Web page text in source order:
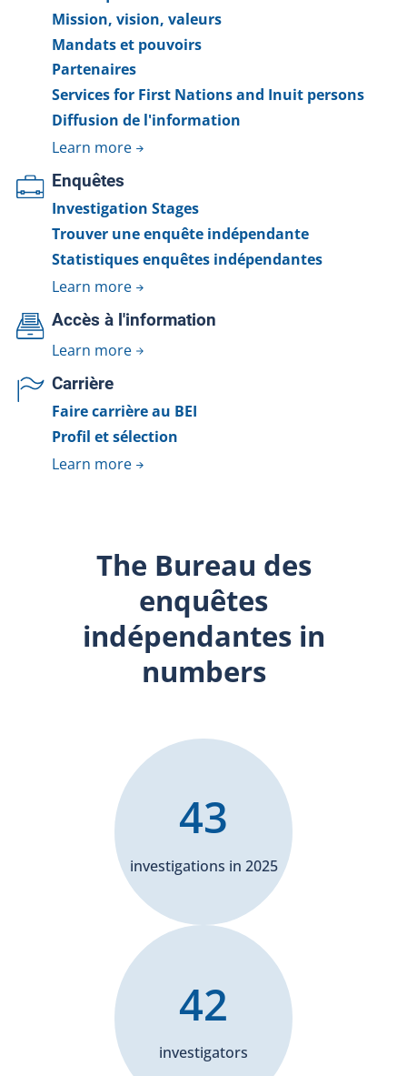
Mission, vision, valeurs
Mandats et pouvoirs
Partenaires
Services for First Nations and Inuit persons
Diffusion de l'information
Learn more
Enquêtes
Investigation Stages
Trouver une enquête indépendante
Statistiques enquêtes indépendantes
Learn more
Accès à l'information
Learn more
Carrière
Faire carrière au BEI
Profil et sélection
Learn more
The Bureau des
enquêtes
indépendantes in
numbers
investigations in 2025
43
investigators
42